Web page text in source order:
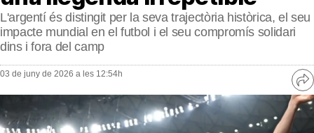
MésQueEstil
MésQuePartits
MésQueMercats
L'argentí és distingit per la seva trajectòria històrica, el seu
impacte mundial en el futbol i el seu compromís solidari
dins i fora del camp
03 de juny de 2026 a les 12:54h